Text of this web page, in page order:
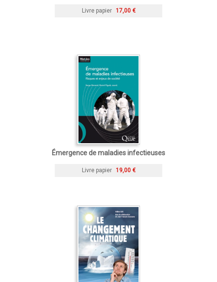
Livre papier 17,00 €
Émergence de maladies infectieuses
Livre papier 19,00 €